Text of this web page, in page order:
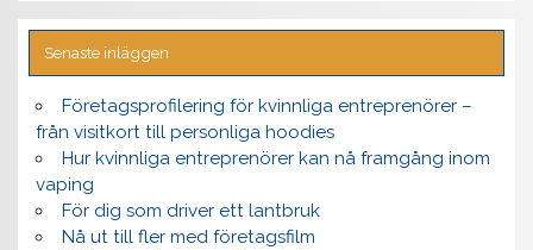
Senaste inläggen
Företagsprofilering för kvinnliga entreprenörer –
från visitkort till personliga hoodies
Hur kvinnliga entreprenörer kan nå framgång inom
vaping
För dig som driver ett lantbruk
Nå ut till fler med företagsfilm